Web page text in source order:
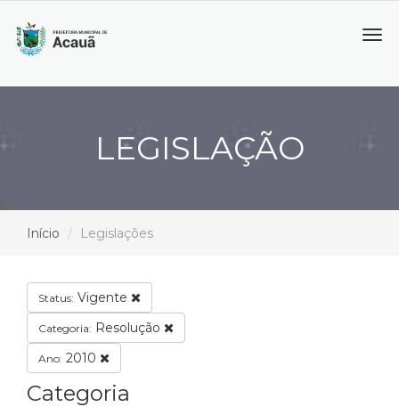
LEGISLAÇÃO
Início Legislações
Status: Vigente
Categoria: Resolução
Ano: 2010
Categoria